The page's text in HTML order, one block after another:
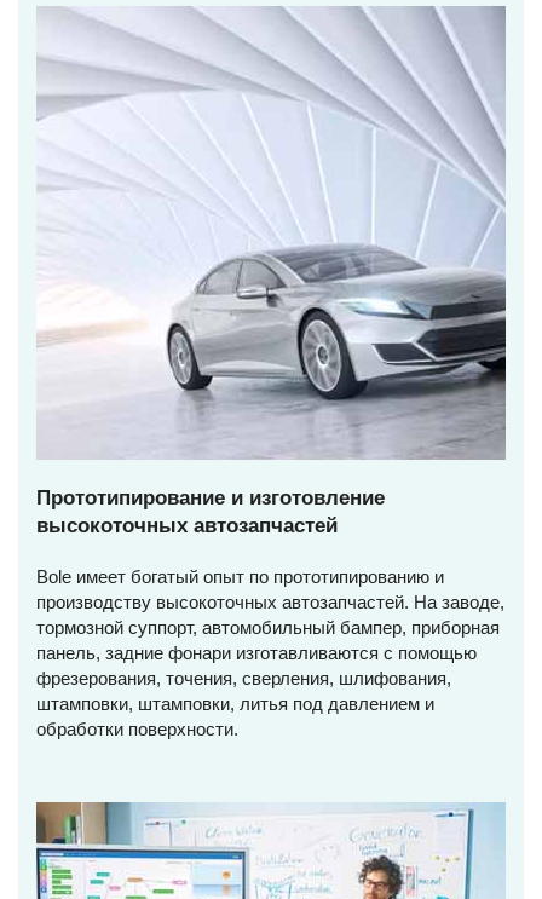
Прототипирование и изготовление
высокоточных автозапчастей
Bole имеет богатый опыт по прототипированию и
производству высокоточных автозапчастей. На заводе,
тормозной суппорт, автомобильный бампер, приборная
панель, задние фонари изготавливаются с помощью
фрезерования, точения, сверления, шлифования,
штамповки, штамповки, литья под давлением и
обработки поверхности.